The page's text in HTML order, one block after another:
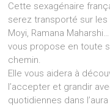
Cette sexagénaire
serez transporté sur les
Moyi, Ramana
vous propose en toute
chemin.
Elle vous aidera à
l’accepter et grandir
quotidiennes dans